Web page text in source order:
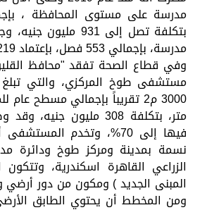
مدرسة، بإجمالي 553 فصل، بإعتماد 219 مليون جنيه.
وفي قطاع الصحة تفقد "محافظ
مستشفى طوخ المركزي، والتي
متر، بتكلفة 308 مليون
نسمة بمدينة ومركز طوخ ودائرة
الزراعي القاهرة اسكندرية،
المبنى الجديد ) ومكون من دور أرضي
ومن المخطط أن يحتوي الطابق